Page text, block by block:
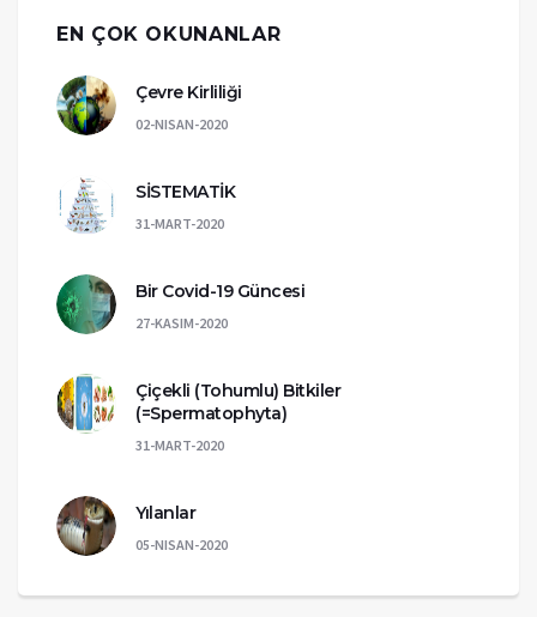
EN ÇOK OKUNANLAR
Çevre Kirliliği
02-NISAN-2020
SİSTEMATİK
31-MART-2020
Bir Covid-19 Güncesi
27-KASIM-2020
Çiçekli (Tohumlu) Bitkiler
(=Spermatophyta)
31-MART-2020
Yılanlar
05-NISAN-2020